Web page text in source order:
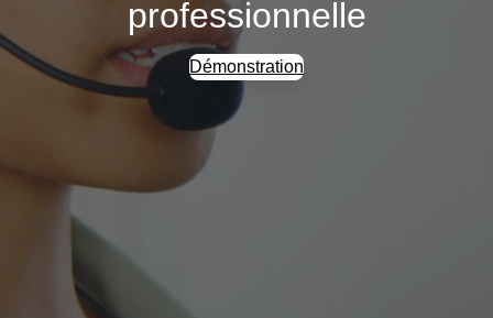
professionnelle
Démonstration